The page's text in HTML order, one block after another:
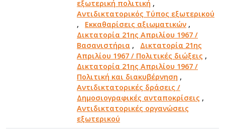
εξωτερική πολιτική ,
Αντιδικτατορικός Τύπος εξωτερικού
, Εκκαθαρίσεις αξιωματικών ,
Δικτατορία 21ης Απριλίου 1967 /
Βασανιστήρια , Δικτατορία 21ης
Απριλίου 1967 / Πολιτικές διώξεις ,
Δικτατορία 21ης Απριλίου 1967 /
Πολιτική και διακυβέρνηση ,
Αντιδικτατορικές δράσεις /
Δημοσιογραφικές ανταποκρίσεις ,
Αντιδικτατορικές οργανώσεις
εξωτερικού